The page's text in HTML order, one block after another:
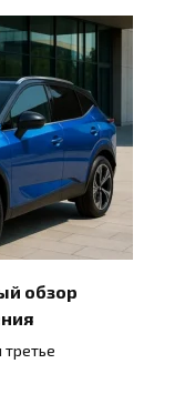
обзор